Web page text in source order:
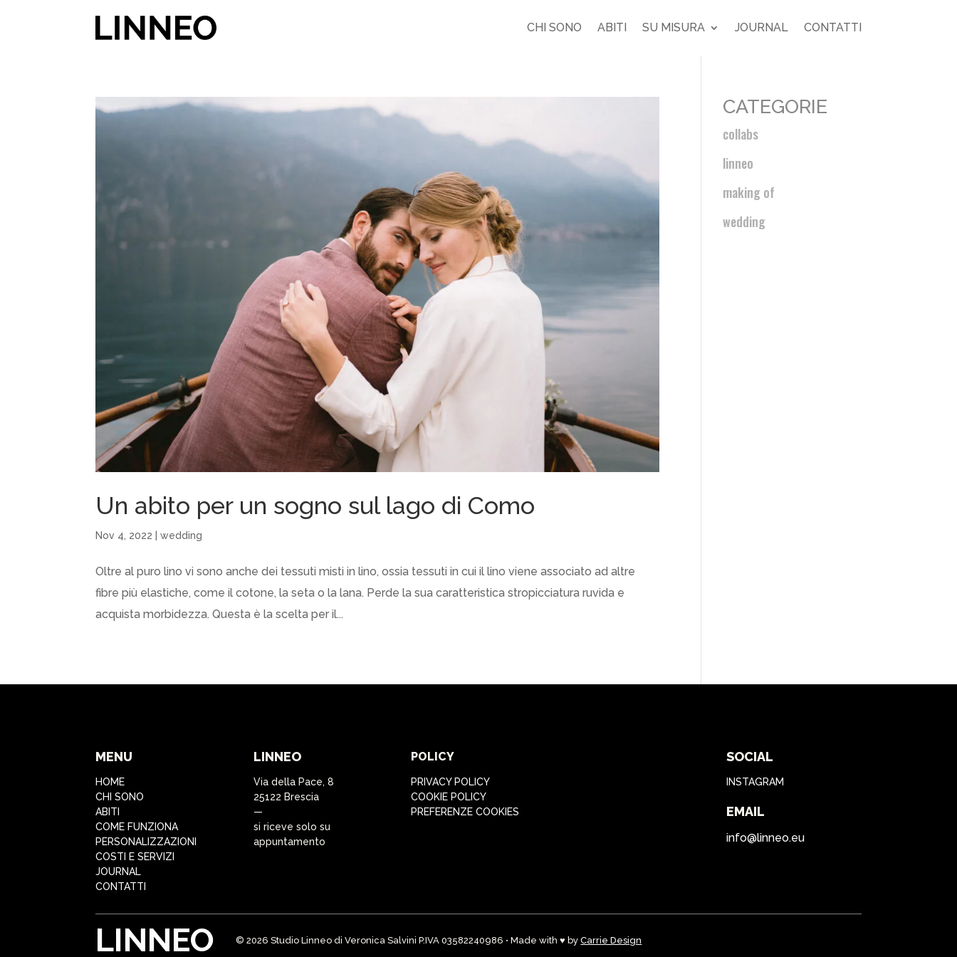
CHI SONO ABITI SU MISURA JOURNAL CONTATTI
Un abito per un sogno sul lago di Como
Nov 4, 2022 |wedding
Oltre al puro lino vi sono anche dei tessuti misti in lino, ossia tessuti in cui il lino viene associato ad altre
fibre più elastiche, come il cotone, la seta o la lana. Perde la sua caratteristica stropicciatura ruvida e
acquista morbidezza. Questa è la scelta per il...
CATEGORIE
collabs
linneo
making of
wedding
MENU
HOME
CHI SONO
ABITI
COME FUNZIONA
PERSONALIZZAZIONI
COSTI E SERVIZI
JOURNAL
CONTATTI
LINNEO
Via della Pace, 8
25122 Brescia
—
si riceve solo su
appuntamento
POLICY
PRIVACY POLICY
COOKIE POLICY
PREFERENZE COOKIES
SOCIAL
INSTAGRAM
EMAIL
info@linneo.eu
LINNEO © 2026 Studio Linneo di Veronica Salvini P.IVA 03582240986 • Made with ♥ byCarrie Design